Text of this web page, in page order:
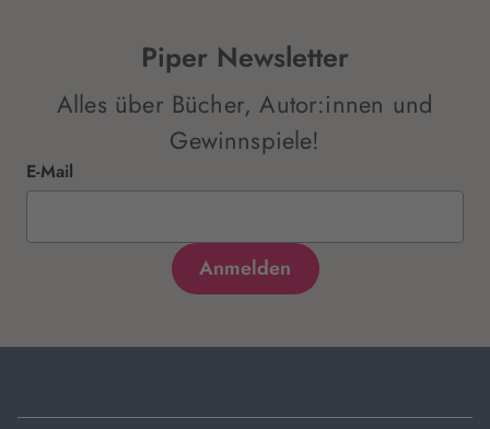
Piper Newsletter
Alles über Bücher, Autor:innen und
Gewinnspiele!
E-Mail